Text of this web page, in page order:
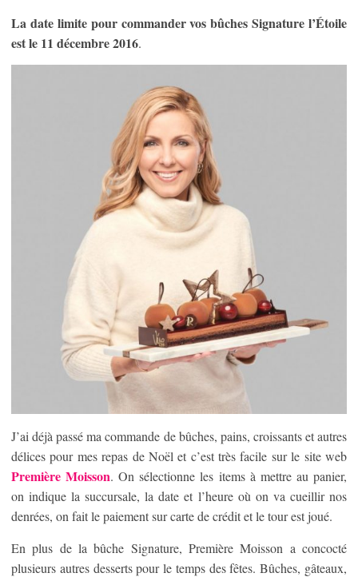
La date limite pour commander vos bûches Signature l’Étoile
est le 11 décembre 2016.
J’ai déjà passé ma commande de bûches, pains, croissants et autres
délices pour mes repas de Noël et c’est très facile sur le site web
Première Moisson. On sélectionne les items à mettre au panier,
on indique la succursale, la date et l’heure où on va cueillir nos
denrées, on fait le paiement sur carte de crédit et le tour est joué.
En plus de la bûche Signature, Première Moisson a concocté
plusieurs autres desserts pour le temps des fêtes. Bûches, gâteaux,